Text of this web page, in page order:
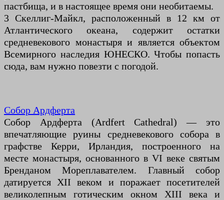
пастбища, и в настоящее время они необитаемы.
3 Скеллиг-Майкл, расположенный в 12 км от
Атлантического океана, содержит остатки
средневекового монастыря и является объектом
Всемирного наследия ЮНЕСКО. Чтобы попасть
сюда, вам нужно повезти с погодой.
Собор Ардферта
Собор Ардферта (Ardfert Cathedral) — это
впечатляющие руины средневекового собора в
графстве Керри, Ирландия, построенного на
месте монастыря, основанного в VI веке святым
Бренданом Мореплавателем. Главный собор
датируется XII веком и поражает посетителей
великолепным готическим окном XIII века и